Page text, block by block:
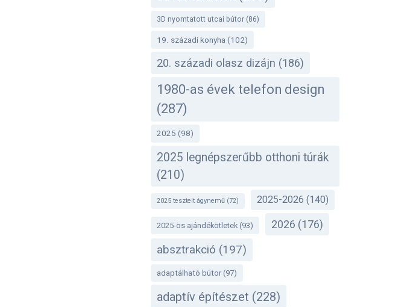
3D nyomtatott utcai bútor(86)
19. századi konyha (102)
20. századi olasz dizájn (186)
1980-as évek telefon design
(287)
2025 (98)
2025 legnépszerűbb otthoni túrák
(210)
2025 tesztelt ágynemű(72) 2025-2026 (140)
2025-ös ajándékötletek(93) 2026 (176)
absztrakció (197)
adaptálható bútor(97)
adaptív építészet (228)